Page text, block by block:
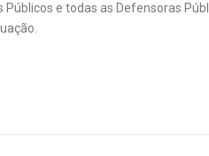
e todas as Defensoras